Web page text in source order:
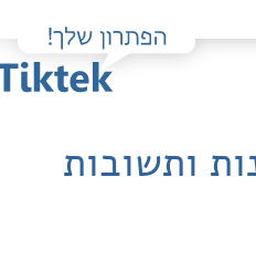
ותשובות